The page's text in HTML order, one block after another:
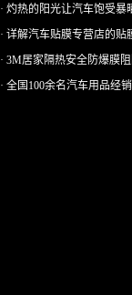
· 3M太阳隔热膜极...2015-
· 灼热的阳光让汽车饱受暴
· 详解汽车贴膜专营店的贴
· 3M居家隔热安全防爆膜
· 全国100余名汽车用品经